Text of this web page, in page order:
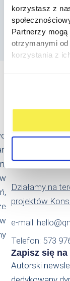
korzystasz z
Partnerzy
otrzymanymi
korzystania z
Kontakt
Qmatch
Ul.
NIP:
Działamy na
projektów
e-mail:
Telefon: 573
Zapisz się
Autorski